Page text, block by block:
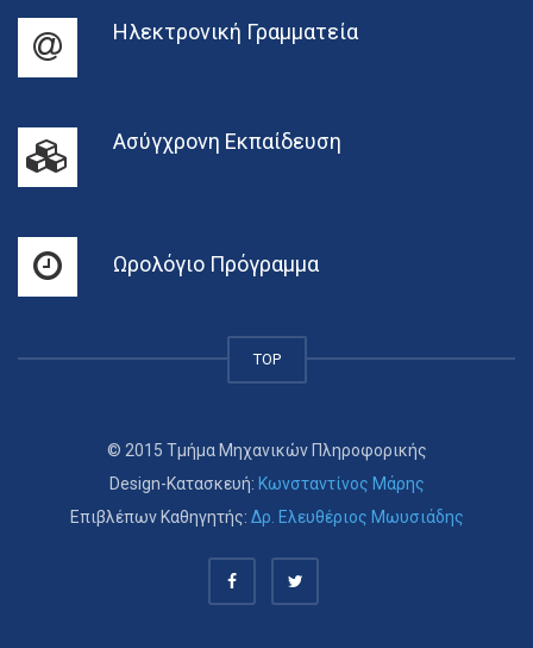
Ηλεκτρονική Γραμματεία
Ασύγχρονη Εκπαίδευση
Ωρολόγιο Πρόγραμμα
TOP
© 2015 Τμήμα Μηχανικών Πληροφορικής
Design-Κατασκευή: Κωνσταντίνος Μάρης
Επιβλέπων Καθηγητής: Δρ. Ελευθέριος Μωυσιάδης